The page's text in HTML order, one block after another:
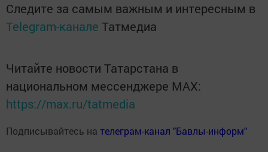
Следите за самым важным и интересным в
Telegram-канале Татмедиа
Читайте новости Татарстана в
национальном мессенджере MАХ:
https://max.ru/tatmedia
Подписывайтесь на телеграм-канал "Бавлы-информ"